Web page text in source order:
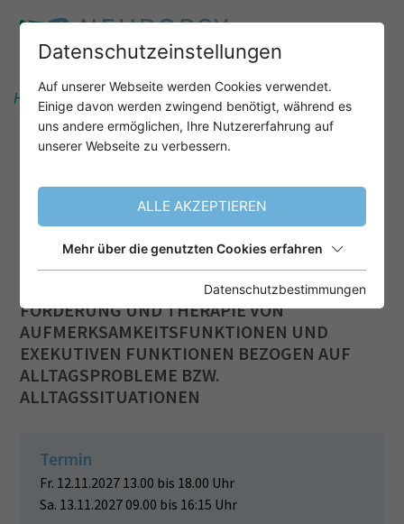
Home Unser Angebot After-Work-Webinare
AUFMERKSAMKEITSPROZESSE
UND EXEKUTIVE FUNKTIONEN
BEI KINDERN UND
JUGENDLICHEN
GRUNDLAGEN UND DIAGNOSTIK. BERATUNG,
FÖRDERUNG UND THERAPIE VON
AUFMERKSAMKEITSFUNKTIONEN UND
EXEKUTIVEN FUNKTIONEN BEZOGEN AUF
ALLTAGSPROBLEME BZW.
ALLTAGSSITUATIONEN
Termin
Fr. 12.11.2027 13.00 bis 18.00 Uhr
Sa. 13.11.2027 09.00 bis 16:15 Uhr
Datenschutzeinstellungen
Auf unserer Webseite werden Cookies verwendet.
Einige davon werden zwingend benötigt, während es
uns andere ermöglichen, Ihre Nutzererfahrung auf
unserer Webseite zu verbessern.
ALLE AKZEPTIEREN
Mehr über die genutzten Cookies erfahren
Datenschutzbestimmungen